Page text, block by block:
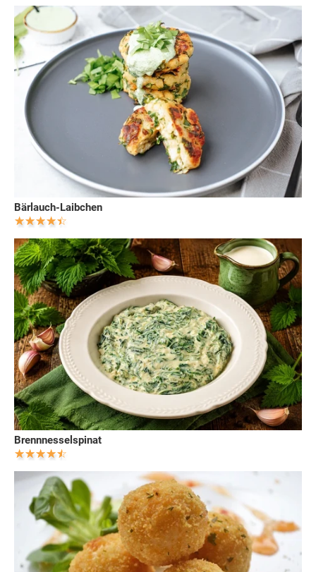
Bärlauch-Laibchen
Brennnesselspinat